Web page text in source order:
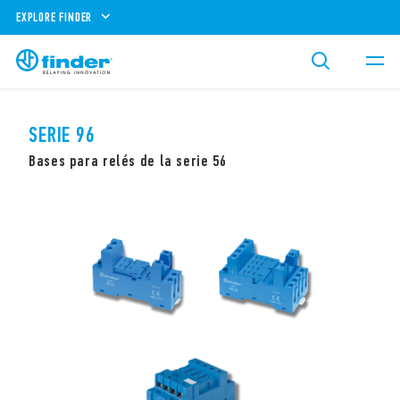
EXPLORE FINDER
SERIE 96
Bases para relés de la serie 56